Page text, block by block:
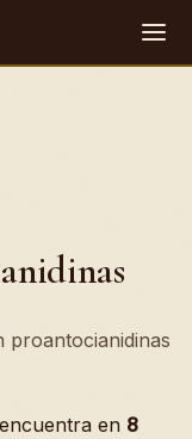
proantocianidinas
en 8